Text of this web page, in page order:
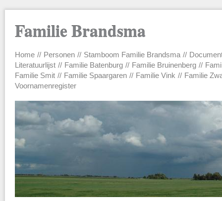
Familie Brandsma
Main menu
Home Personen Stamboom Familie Brandsma
Literatuurlijst
Familie Batenburg Familie Bruinenberg
Familie Smit
Familie Spaargaren Familie Vink
Familie
Voornamenregister